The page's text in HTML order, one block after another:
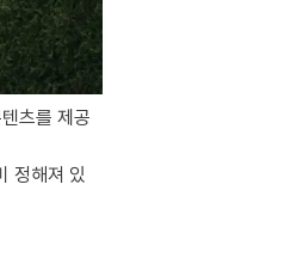
츠를 제공
정해져 있